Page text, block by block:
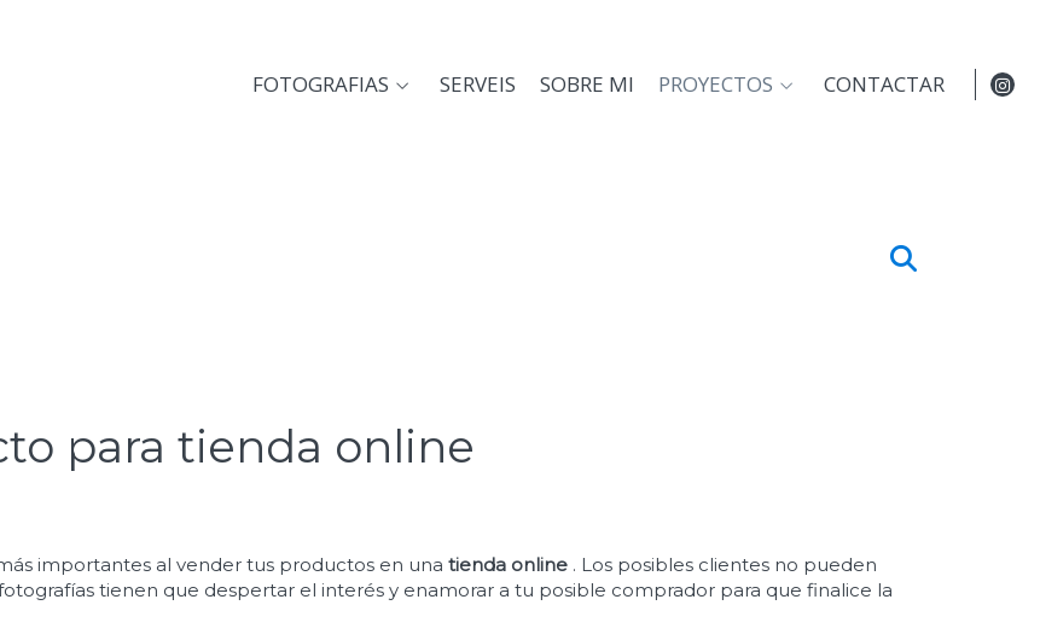
FOTOGRAFIAS SERVEIS SOBRE MI PROYECTOS CONTACTAR
para tienda online
importantes al vender tus productos en una tienda online . Los posibles clientes no pueden
tienen que despertar el interés y enamorar a tu posible comprador para que finalice la